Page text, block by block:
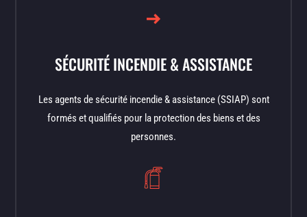
SÉCURITÉ INCENDIE & ASSISTANCE
Les agents de sécurité incendie & assistance (SSIAP) sont
formés et qualifiés pour la protection des biens et des
personnes.